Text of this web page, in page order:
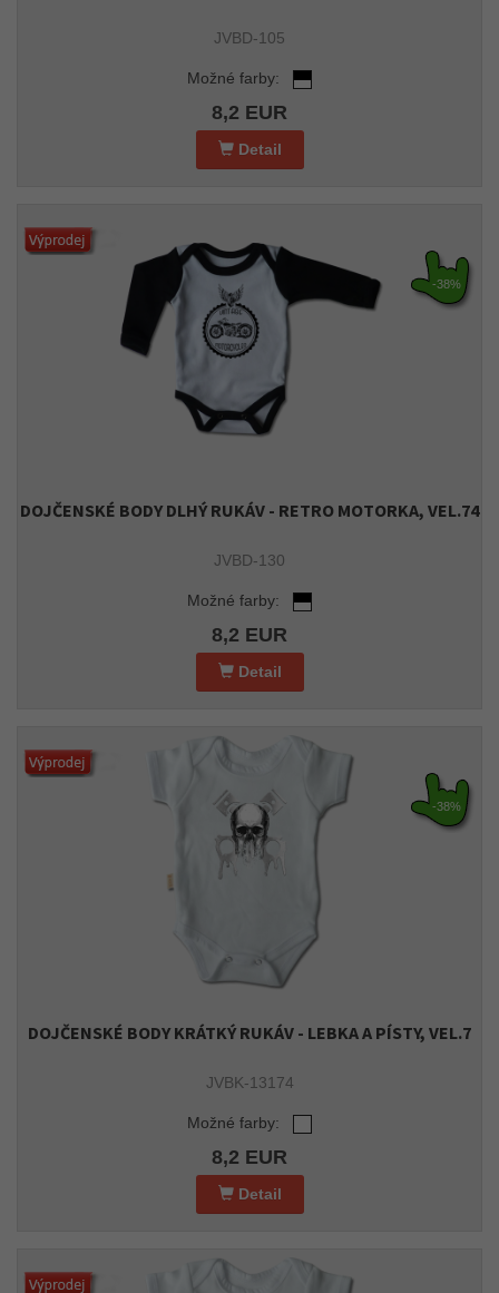
JVBD-105
Možné farby:
8,2 EUR
Detail
-38%
DOJČENSKÉ BODY DLHÝ RUKÁV - RETRO MOTORKA, VEL.74
JVBD-130
Možné farby:
8,2 EUR
Detail
-38%
DOJČENSKÉ BODY KRÁTKÝ RUKÁV - LEBKA A PÍSTY, VEL.7
JVBK-13174
Možné farby:
8,2 EUR
Detail